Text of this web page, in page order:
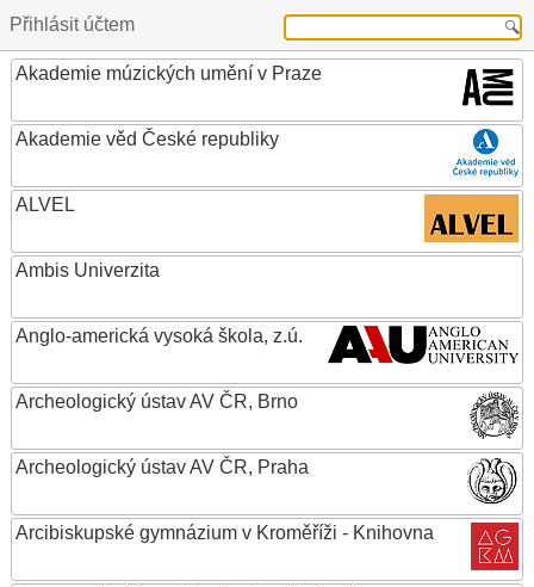
Přihlásit účtem
Akademie múzických umění v Praze
Akademie věd České republiky
ALVEL
Ambis Univerzita
Anglo-americká vysoká škola, z.ú.
Archeologický ústav AV ČR, Brno
Archeologický ústav AV ČR, Praha
Arcibiskupské gymnázium v Kroměříži - Knihovna